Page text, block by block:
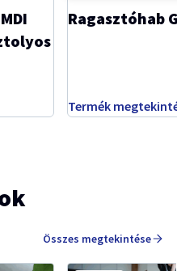
Ragasztóhab
Termék
Összes megtekintése